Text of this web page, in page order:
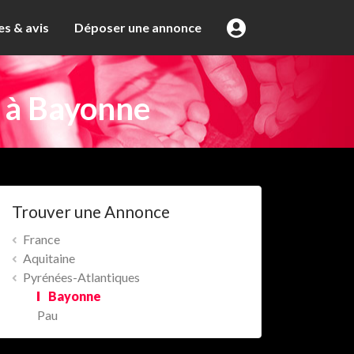
& avis Déposer une annonce
Bayonne
Trouver une Annonce
France
Aquitaine
Pyrénées-Atlantiques
Bayonne
Pau